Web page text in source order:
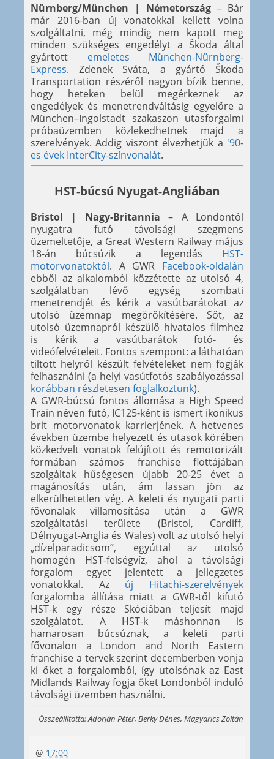
Nürnberg/München | Németország– Bár
már 2016-ban új vonatokkal kellett volna
szolgáltatni, még mindig nem kapott meg
minden szükséges engedélyt a Škoda által
gyártott emeletes München-Nürnberg-
Express. Zdenek Sváta, a gyártó Škoda
Transportation részéről nagyon bízik benne,
hogy heteken belül megérkeznek az
engedélyek és menetrendváltásig egyelőre a
München–Ingolstadt szakaszon utasforgalmi
próbaüzemben közlekedhetnek majd a
szerelvények. Addig viszont élvezhetjük a '90-
es évek InterCity-színvonalát.
HST-búcsú Nyugat-Angliában
Bristol | Nagy-Britannia – A Londontól
nyugatra futó távolsági szegmens
üzemeltetője, a Great Western Railway május
18-án búcsúzik a legendás HST-
motorvonatoktól. A GWR Facebook-oldalán
ebből az alkalomból közzétette az utolsó 4,
szolgálatban lévő egység szombati
menetrendjét és kérik a vasútbarátokat az
utolsó üzemnap megörökítésére. Sőt, az
utolsó üzemnapról készülő hivatalos filmhez
is kérik a vasútbarátok fotó- és
videófelvételeit. Fontos szempont: a láthatóan
tiltott helyről készült felvételeket nem fogják
felhasználni (a helyi vasútfotós szabályozással
korábban részletesen foglalkoztunk).
A GWR-búcsú fontos állomása a High Speed
Train néven futó, IC125-ként is ismert ikonikus
brit motorvonatok karrierjének. A hetvenes
években üzembe helyezett és utasok körében
közkedvelt vonatok felújított és remotorizált
formában számos franchise flottájában
szolgáltak hűségesen újabb 20-25 évet a
magánosítás után, ám lassan jön az
elkerülhetetlen vég. A keleti és nyugati parti
fővonalak villamosítása után a GWR
szolgáltatási területe (Bristol, Cardiff,
Délnyugat-Anglia és Wales) volt az utolsó helyi
„dízelparadicsom”, egyúttal az utolsó
homogén HST-felségvíz, ahol a távolsági
forgalom egyet jelentett a jellegzetes
vonatokkal. Az új Hitachi-szerelvények
forgalomba állítása miatt a GWR-től kifutó
HST-k egy része Skóciában teljesít majd
szolgálatot. A HST-k máshonnan is
hamarosan búcsúznak, a keleti parti
fővonalon a London and North Eastern
franchise a tervek szerint decemberben vonja
ki őket a forgalomból, így utolsónak az East
Midlands Railway fogja őket Londonból induló
távolsági üzemben használni.
Összeállította: Adorján Péter, Berky Dénes, Magyarics Zoltán
@ 17:00